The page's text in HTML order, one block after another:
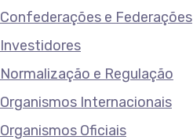
Confederações e Federações
Investidores
Normalização e Regulação
Organismos Internacionais
Organismos Oficiais